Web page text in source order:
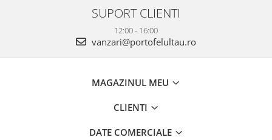
SUPORT CLIENTI
12:00 - 16:00
vanzari@portofelultau.ro
MAGAZINUL MEU
CLIENTI
DATE COMERCIALE